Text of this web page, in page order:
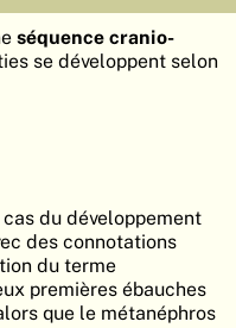
ACCUEIL
EMBRYOLOGY
RECHERCHER
AIDE
séquence cranio-
se développent selon
du développement
des connotations
du terme
premières ébauches
que le métanéphros